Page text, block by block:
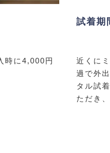
時に4,000円
試着期
近くに
過で外
タル試
ただき